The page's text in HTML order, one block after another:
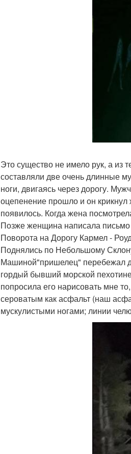
Это существо не имело рук, а из
составляли две очень длинные
ноги, двигаясь через дорогу.
оцепенение прошло и он крикнул
появилось. Когда жена
Позже женщина написала
Поворота на Дорогу Кармел -
Поднялись по Небольшому
Машиной"пришелец" перебежал
гордый бывший морской
попросила его нарисовать мне
сероватым как асфальт (наш
мускулистыми ногами; линии